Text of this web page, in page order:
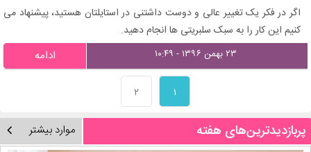
اگر در فکر یک تغییر عالی و دوست داشتنی در استایلتان هستید، پیشنهاد می
کنیم این کار را به سبک سلبریتی ها انجام دهید.
۲۳ بهمن ۱۳۹۶ - ۱۰:۴۹ ادامه
۱ ۲
پربازدیدترین‌های هفته موارد بیشتر